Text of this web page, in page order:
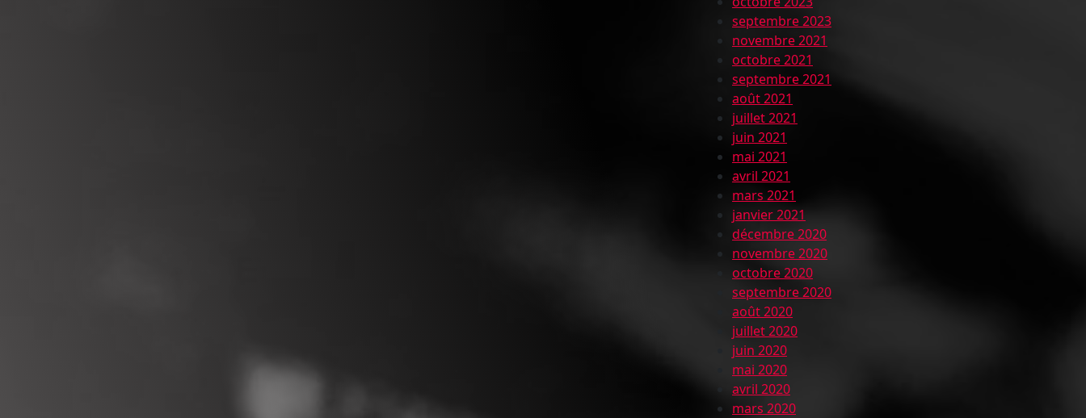
septembre 2023
novembre 2021
octobre 2021
septembre 2021
août 2021
juillet 2021
juin 2021
mai 2021
avril 2021
mars 2021
janvier 2021
décembre 2020
novembre 2020
octobre 2020
septembre 2020
août 2020
juillet 2020
juin 2020
mai 2020
avril 2020
mars 2020